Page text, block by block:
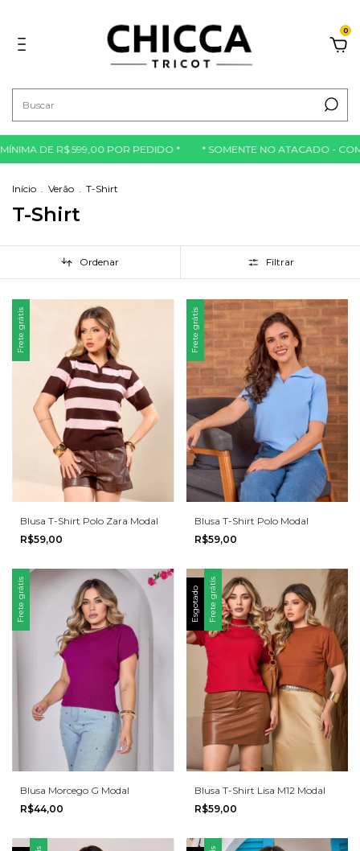
0
DE R$ 599,00 POR PEDIDO * * SOMENTE NO ATACADO -
Início . Verão . T-Shirt
T-Shirt
Ordenar Filtrar
Frete grátis
Blusa T-Shirt Polo Zara Modal
R$59,00
Frete grátis
Blusa T-Shirt Polo Modal
R$59,00
Frete grátis
Blusa Morcego G Modal
R$44,00
Esgotado Frete grátis
Blusa T-Shirt Lisa M12 Modal
R$59,00